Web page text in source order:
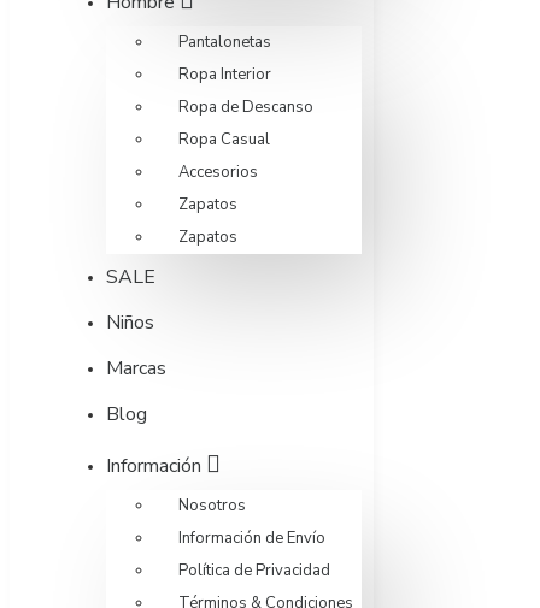
Pantalonetas
Ropa Interior
Ropa de Descanso
Ropa Casual
Accesorios
Zapatos
Zapatos
SALE
Niños
Marcas
Blog
Información
Nosotros
Información de Envío
Política de Privacidad
Términos & Condiciones